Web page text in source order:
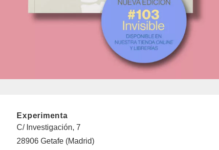
Experimenta
C/ Investigación, 7
28906 Getafe (Madrid)